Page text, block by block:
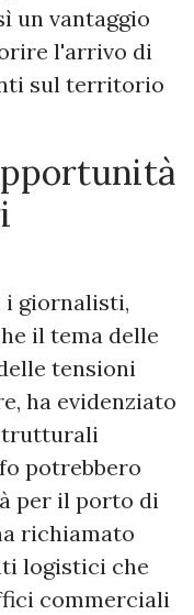
un vantaggio
l'arrivo di
sul territorio
i giornalisti,
il tema delle
tensioni
ha evidenziato
potrebbero
per il porto di
richiamato
logistici che
commerciali